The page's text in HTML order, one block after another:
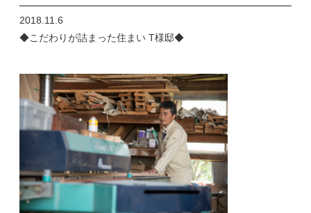
2018.11.6
◆こだわりが詰まった住まい T様邸◆